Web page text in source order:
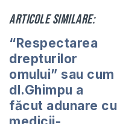
Articole similare:
“Respectarea
drepturilor
omului” sau cum
dl.Ghimpu a
făcut adunare cu